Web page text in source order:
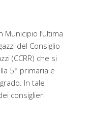
l’ultima
del Consiglio
(CCRR) che si
5° primaria e
In tale
consiglieri